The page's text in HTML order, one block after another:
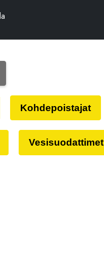
Kohdepoistajat
Vesisuodattimet